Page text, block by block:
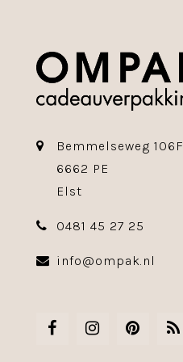
Bemmelseweg 106F
6662 PE
Elst
0481 45 27 25
info@ompak.nl